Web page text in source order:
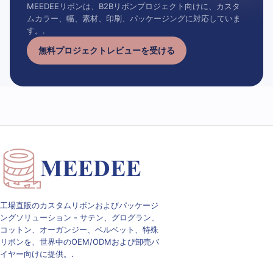
MEEDEEリボンは、B2Bリボンプロジェクト向けに、カスタ
ムカラー、幅、素材、印刷、パッケージングに対応していま
す。.
無料プロジェクトレビューを受ける
工場直販のカスタムリボンおよびパッケージ
ングソリューション - サテン、グログラン、
コットン、オーガンジー、ベルベット、特殊
リボンを、世界中のOEM/ODMおよび卸売バ
イヤー向けに提供。.